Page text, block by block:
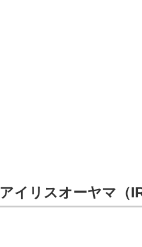
アイリスオーヤマ（